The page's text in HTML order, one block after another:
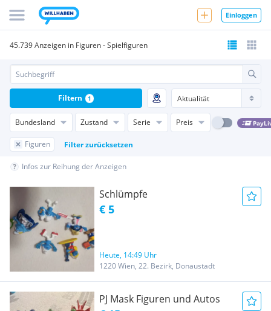
Einloggen
45.739 Anzeigen in Figuren - Spielfiguren
Bundesland Zustand Serie Preis
Figuren Filter zurücksetzen
Filtern 1
Infos zur Reihung der Anzeigen
Schlümpfe
€ 5
Heute, 14:49 Uhr
1220 Wien, 22. Bezirk, Donaustadt
PJ Mask Figuren und Autos